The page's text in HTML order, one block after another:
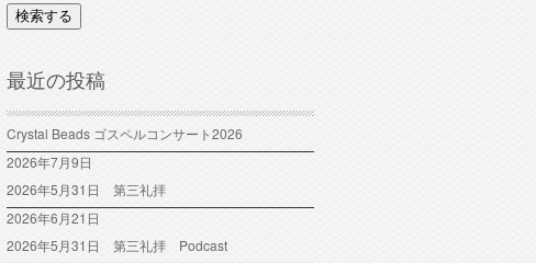
検索する
最近の投稿
Crystal Beads ゴスペルコンサート2026
2026年7月9日
2026年5月31日 第三礼拝
2026年6月21日
2026年5月31日 第三礼拝 Podcast